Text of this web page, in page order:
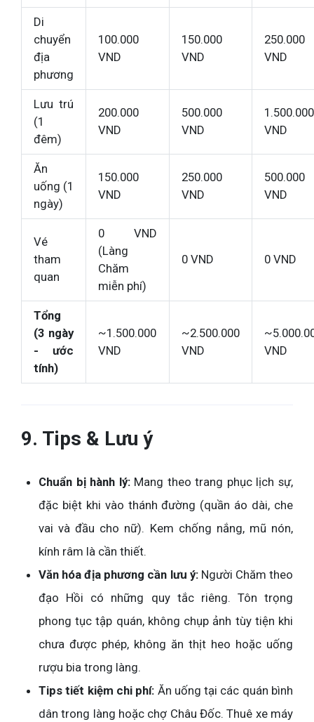
Di
chuyển
địa
phương
100.000
VND
150.000
VND
250.000
VND
Lưu trú
(1
đêm)
200.000
VND
500.000
VND
1.500.000
VND
Ăn
uống (1
ngày)
150.000
VND
250.000
VND
500.000
VND
Vé
tham
quan
0 VND
(Làng
Chăm
miễn phí)
0 VND 0 VND
Tổng
(3 ngày
- ước
tính)
~1.500.000
VND
~2.500.000
VND
VND
9. Tips & Lưu ý
Chuẩn bị hành lý:Mang theo trang phục lịch sự,
đặc biệt khi vào thánh đường (quần áo dài, che
vai và đầu cho nữ). Kem chống nắng, mũ nón,
kính râm là cần thiết.
Văn hóa địa phương cần lưu ý:Người Chăm theo
đạo Hồi có những quy tắc riêng. Tôn trọng
phong tục tập quán, không chụp ảnh tùy tiện khi
chưa được phép, không ăn thịt heo hoặc uống
rượu bia trong làng.
Tips tiết kiệm chi phí: Ăn uống tại các quán bình
dân trong làng hoặc chợ Châu Đốc. Thuê xe máy